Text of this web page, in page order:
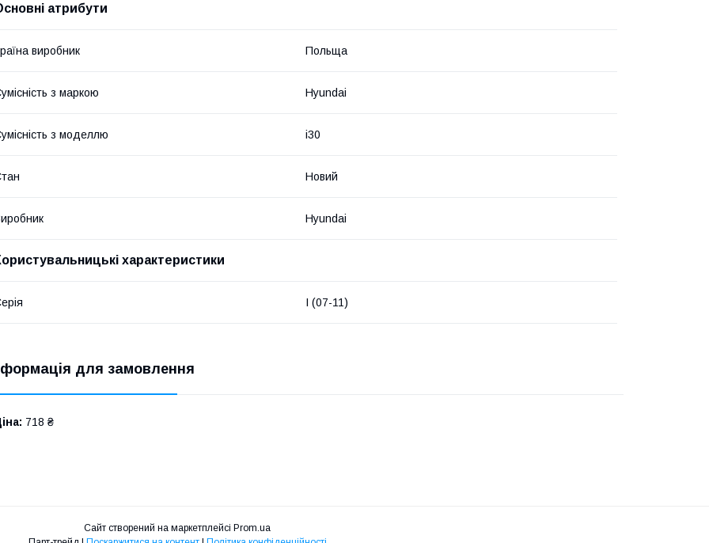
атрибути
виробник Польща
з маркою Hyundai
з моделлю i30
Новий
Hyundai
характеристики
I (07-11)
для замовлення
718 ₴
Сайт створений на маркетплейсі Prom.ua